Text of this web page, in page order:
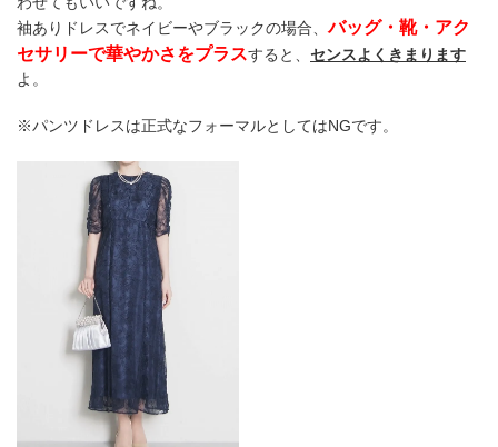
袖ありドレスでネイビーやブラックの場合、バッグ・靴・アク
セサリーで華やかさをプラスすると、 センスよくきまります
よ。
※パンツドレスは正式なフォーマルとしてはNGです。